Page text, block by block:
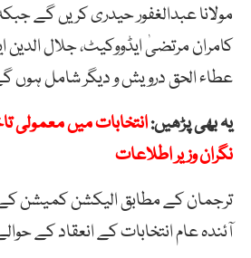
مولانا عبدالغفور حیدری کریں گے
کامران مرتضیٰ ایڈووکیٹ، جلال الدین
عطاء الحق درویش و دیگر شامل ہوں
یہ بھی پڑھیں:انتخابات میں معمولی
نگران وزیر اطلاعات
ترجمان کے مطابق الیکشن کمیشن
آئندہ عام انتخابات کے انعقاد کے